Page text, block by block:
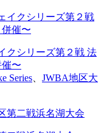
クシリーズ第２戦 法
〜
Series
JWBA地区大